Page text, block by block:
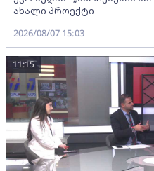
ახალი პროექტი
2026/08/07 15:03
11:15